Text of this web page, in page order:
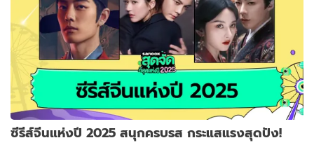
ซีรีส์จีนแห่งปี 2025 สนุกครบรส กระแสแรงสุดปัง!